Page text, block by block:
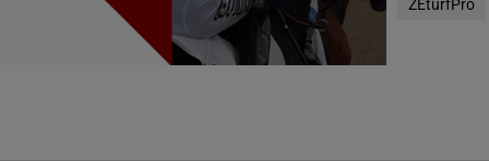
KONINKRIJK
ZEturfPro